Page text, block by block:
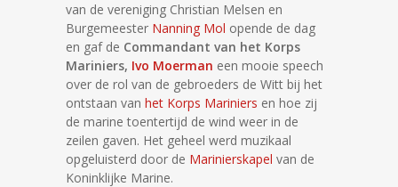
van de vereniging Christian Melsen en
Burgemeester Nanning Mol opende de dag
en gaf de Commandant van het Korps
Mariniers, Ivo Moerman een mooie speech
over de rol van de gebroeders de Witt bij het
ontstaan van het Korps Mariniers en hoe zij
de marine toentertijd de wind weer in de
zeilen gaven. Het geheel werd muzikaal
opgeluisterd door de Marinierskapel van de
Koninklijke Marine.